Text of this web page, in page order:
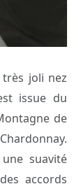
joli nez
issue du
de
suavité
accords